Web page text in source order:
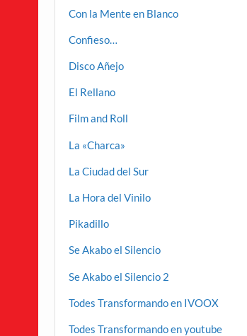
Con la Mente en Blanco
Confieso…
Disco Añejo
El Rellano
Film and Roll
La «Charca»
La Ciudad del Sur
La Hora del Vinilo
Pikadillo
Se Akabo el Silencio
Se Akabo el Silencio 2
Todes Transformando en IVOOX
Todes Transformando en youtube